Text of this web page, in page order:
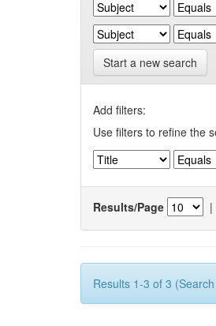
Start a new search
Add filters:
Use filters to refine the
Results/Page |
Results 1-3 of 3